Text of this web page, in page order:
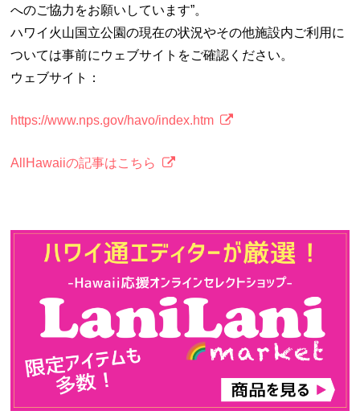
へのご協力をお願いしています”。
ハワイ火山国立公園の現在の状況やその他施設内ご利用に
ついては事前にウェブサイトをご確認ください。
ウェブサイト：
https://www.nps.gov/havo/index.htm
AllHawaiiの記事はこちら